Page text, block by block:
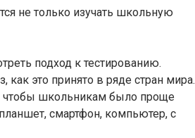
не только изучать школьную
подход к тестированию.
как это принято в ряде стран мира.
чтобы школьникам было проще
смартфон, компьютер, с